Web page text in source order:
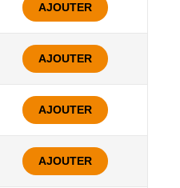
AJOUTER
AJOUTER
AJOUTER
AJOUTER